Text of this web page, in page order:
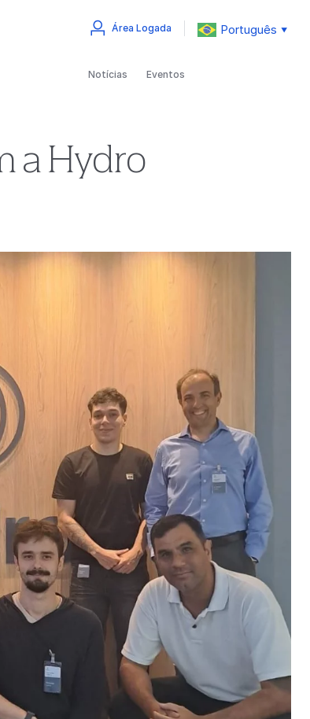
Área Logada Português ▼
Notícias Eventos
a Hydro